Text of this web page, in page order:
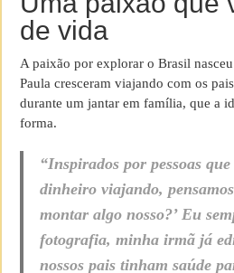
de vida
A paixão por explorar o Brasil
Paula cresceram viajando com os
durante um jantar em família, que a
forma.
“Inspirados por pessoas
dinheiro viajando,
montar algo nosso?’ Eu
fotografia, minha irmã já
nossos pais tinham saúde